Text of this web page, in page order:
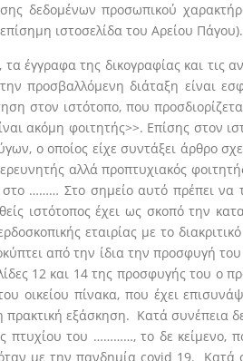
δεδομένων προσωπικού
ιστοσελίδα του Αρείου Πάγου).
της δικογραφίας και τις
προσβαλλόμενη διάταξη είναι
στον ιστότοπο, που
ακόμη φοιτητής>>. Επίσης στον
ο οποίος είχε συντάξει άρθρο
αλλά προπτυχιακός
στο ……… Στο σημείο αυτό πρέπει να
ιστότοπος έχει ως σκοπό την
εταιρίας με το
από την ίδια την προσφυγή του
12 και 14 της προσφυγής του ο
οικείου πίνακα, που έχει
εξάσκηση. Κατά συνέπεια
πτυχίου του …………, το δε κείμενο,
με την πανδημία covid 19. Κατά